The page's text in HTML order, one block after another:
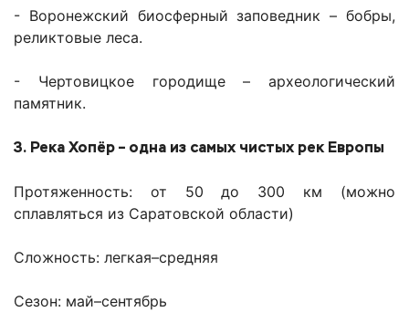
- Воронежский биосферный заповедник – бобры,
реликтовые леса.
- Чертовицкое городище – археологический
памятник.
3. Река Хопёр – одна из самых чистых рек Европы
Протяженность: от 50 до 300 км (можно
сплавляться из Саратовской области)
Сложность: легкая–средняя
Сезон: май–сентябрь